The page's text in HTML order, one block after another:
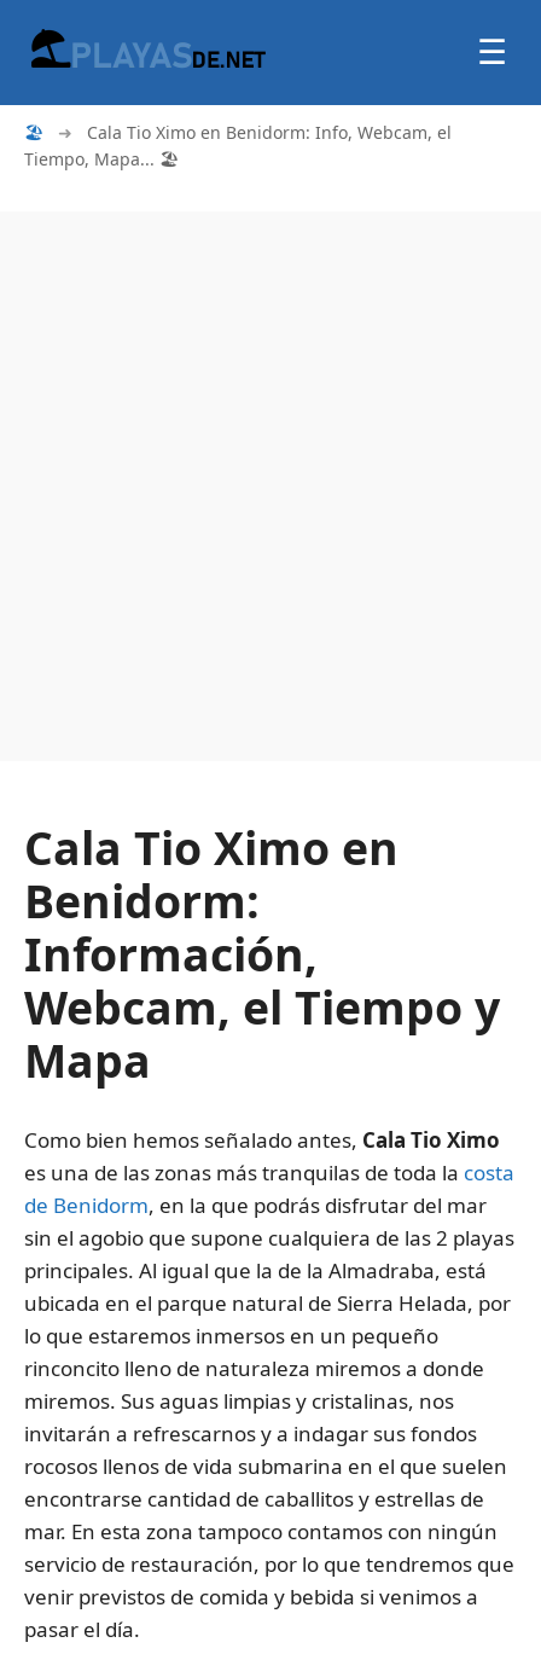
☰
🏖 ➜
Cala Tio Ximo en Benidorm: Info, Webcam, el
Tiempo, Mapa... 🏖️
Cala Tio Ximo en
Benidorm:
Información,
Webcam, el Tiempo y
Mapa
Como bien hemos señalado antes, Cala Tio Ximo
es una de las zonas más tranquilas de toda la costa
de Benidorm, en la que podrás disfrutar del mar
sin el agobio que supone cualquiera de las 2 playas
principales. Al igual que la de la Almadraba, está
ubicada en el parque natural de Sierra Helada, por
lo que estaremos inmersos en un pequeño
rinconcito lleno de naturaleza miremos a donde
miremos. Sus aguas limpias y cristalinas, nos
invitarán a refrescarnos y a indagar sus fondos
rocosos llenos de vida submarina en el que suelen
encontrarse cantidad de caballitos y estrellas de
mar. En esta zona tampoco contamos con ningún
servicio de restauración, por lo que tendremos que
venir previstos de comida y bebida si venimos a
pasar el día.